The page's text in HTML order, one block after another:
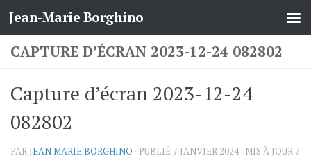
Skip to content
Jean-Marie Borghino
CAPTURE D’ÉCRAN 2023-12-24 082802
Capture d’écran 2023-12-24
082802
PARJEAN MARIE BORGHINO · PUBLIÉ 7 JANVIER 2024· MIS À JOUR 7